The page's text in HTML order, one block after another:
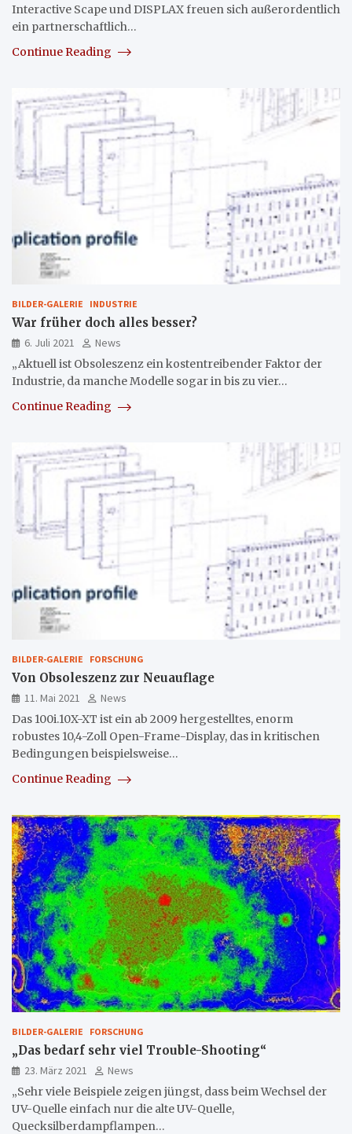
Interactive Scape und DISPLAX freuen sich außerordentlich
ein partnerschaftlich…
Continue Reading
BILDER-GALERIE INDUSTRIE
War früher doch alles besser?
6. Juli 2021
News
„Aktuell ist Obsoleszenz ein kostentreibender Faktor der
Industrie, da manche Modelle sogar in bis zu vier…
Continue Reading
BILDER-GALERIE FORSCHUNG
Von Obsoleszenz zur Neuauflage
11. Mai 2021
News
Das 100i.10X-XT ist ein ab 2009 hergestelltes, enorm
robustes 10,4-Zoll Open-Frame-Display, das in kritischen
Bedingungen beispielsweise…
Continue Reading
BILDER-GALERIE FORSCHUNG
„Das bedarf sehr viel Trouble-Shooting“
23. März 2021
News
„Sehr viele Beispiele zeigen jüngst, dass beim Wechsel der
UV-Quelle einfach nur die alte UV-Quelle,
Quecksilberdampflampen…